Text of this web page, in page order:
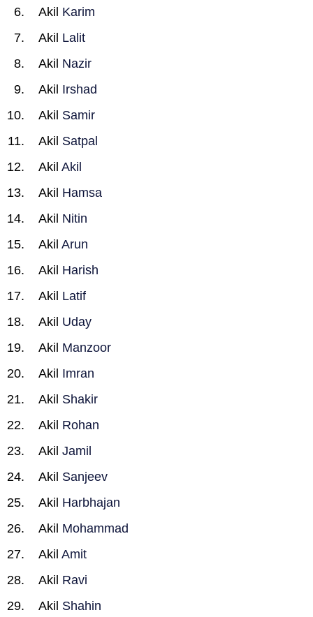
Akil Karim
Akil Lalit
Akil Nazir
Akil Irshad
Akil Samir
Akil Satpal
Akil Akil
Akil Hamsa
Akil Nitin
Akil Arun
Akil Harish
Akil Latif
Akil Uday
Akil Manzoor
Akil Imran
Akil Shakir
Akil Rohan
Akil Jamil
Akil Sanjeev
Akil Harbhajan
Akil Mohammad
Akil Amit
Akil Ravi
Akil Shahin